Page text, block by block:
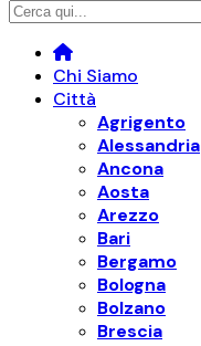
Chi Siamo
Città
Agrigento
Alessandria
Ancona
Aosta
Arezzo
Bari
Bergamo
Bologna
Bolzano
Brescia